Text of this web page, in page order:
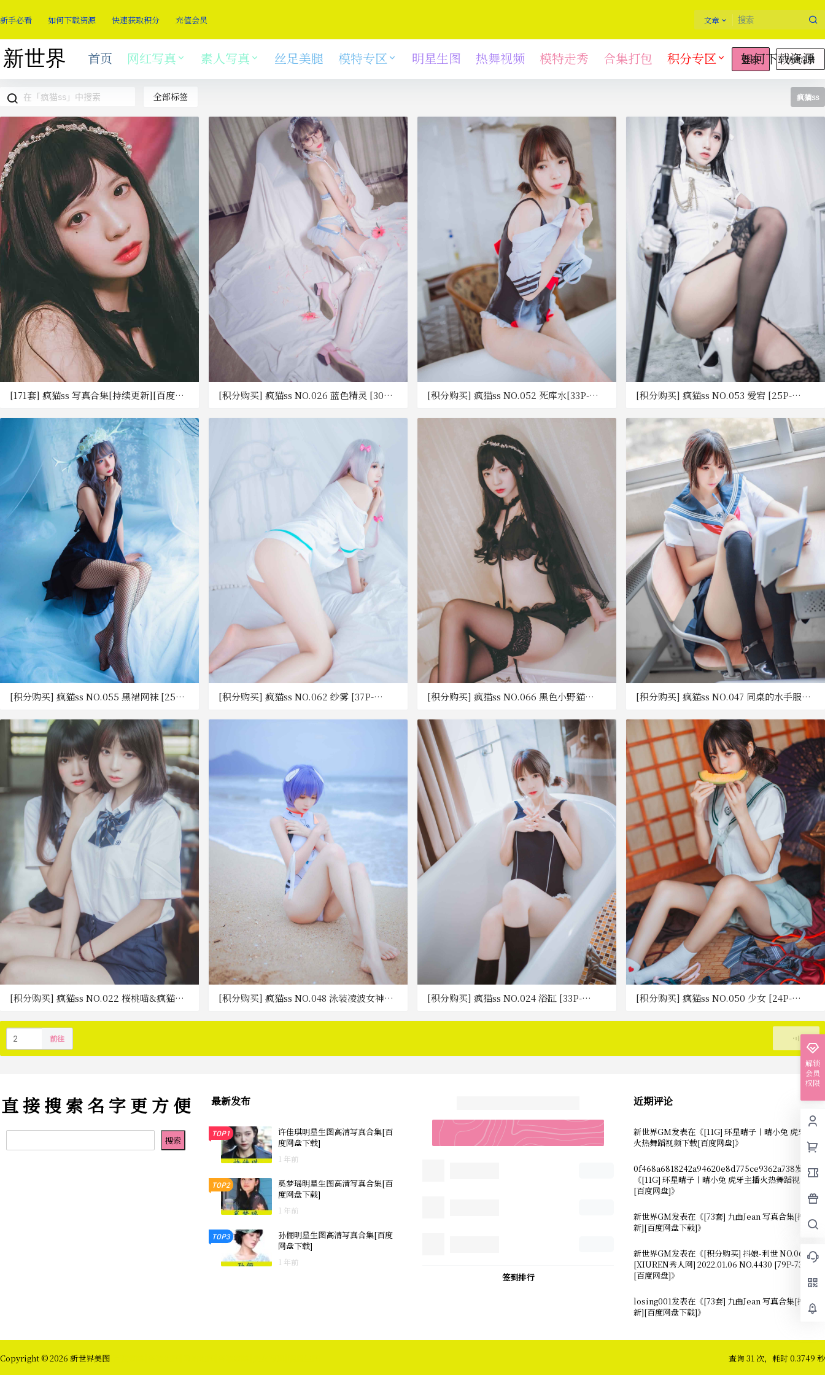
新手必看 如何下载资源 快速获取积分 充值会员 文章
登录 快速注册
首页 网红写真 素人写真 丝足美腿 模特专区 明星生图 热舞视频 模特走秀 合集打包 积分专区 如何下载资源
全部标签 疯猫ss
[171套] 疯猫ss 写真合集[持续更新][百度网
[积分购买] 疯猫ss NO.026 蓝色精灵 [30P-
[积分购买] 疯猫ss NO.052 死库水[33P-
[积分购买] 疯猫ss NO.053 爱宕 [25P-
[积分购买] 疯猫ss NO.055 黑裙网袜 [25P-
[积分购买] 疯猫ss NO.062 纱雾 [37P-
[积分购买] 疯猫ss NO.066 黑色小野猫
[积分购买] 疯猫ss NO.047 同桌的水手服
[积分购买] 疯猫ss NO.022 桜桃喵&疯猫
[积分购买] 疯猫ss NO.048 泳装凌波女神
[积分购买] 疯猫ss NO.024 浴缸 [33P-
[积分购买] 疯猫ss NO.050 少女 [24P-
前往 加载更多
解锁
会员
权限
直 接 搜 索 名 字 更 方 便 最新发布
TOP1
许佳琪明星生图高清写真合集[百
度网盘下载]
1 年前
TOP2
奚梦瑶明星生图高清写真合集[百
度网盘下载]
1 年前
TOP3
孙俪明星生图高清写真合集[百度
网盘下载]
1 年前
签到排行
近期评论
新世界GM发表在《[11G] 环星晴子丨晴小兔 虎牙主播
火热舞蹈视频下载[百度网盘]》
0f468a6818242a94620e8d775ce9362a738发表在
《[11G] 环星晴子丨晴小兔 虎牙主播火热舞蹈视频下载
[百度网盘]》
新世界GM发表在《[73套] 九曲Jean 写真合集[持续更
新][百度网盘下载]》
新世界GM发表在《[积分购买] 抖娘-利世 NO.067
[XIUREN秀人网] 2022.01.06 NO.4430 [79P-739MB]
[百度网盘]》
losing001发表在《[73套] 九曲Jean 写真合集[持续更
新][百度网盘下载]》
Copyright © 2026 新世界美图 查询 31 次，耗时 0.3749 秒